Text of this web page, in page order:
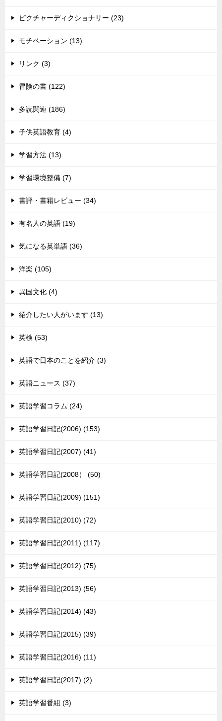
ピクチャーディクショナリー (23)
モチベーション (13)
リンク (3)
冒険の書 (122)
多読関連 (186)
子供英語教育 (4)
学習方法 (13)
学習環境整備 (7)
書評・書籍レビュー (34)
有名人の英語 (19)
気になる英単語 (36)
洋楽 (105)
異国文化 (4)
紹介したい人がいます (13)
英検 (53)
英語で日本のことを紹介 (3)
英語ニュース (37)
英語学習コラム (24)
英語学習日記(2006) (153)
英語学習日記(2007) (41)
英語学習日記(2008） (50)
英語学習日記(2009) (151)
英語学習日記(2010) (72)
英語学習日記(2011) (117)
英語学習日記(2012) (75)
英語学習日記(2013) (56)
英語学習日記(2014) (43)
英語学習日記(2015) (39)
英語学習日記(2016) (11)
英語学習日記(2017) (2)
英語学習番組 (3)